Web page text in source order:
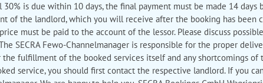
is due within 10 days, the final payment must be made 14
of the landlord, which you will receive after the booking has been
must be paid to the account of the lessor. Please discuss
SECRA Fewo-Channelmanager is responsible for the proper
fulfillment of the booked services itself and any shortcomings
service, you should first contact the respective landlord. If you